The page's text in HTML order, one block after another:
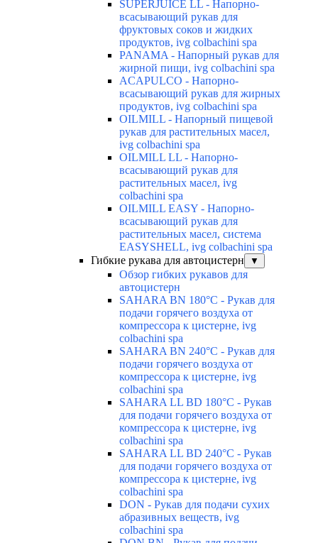
SUPERJUICE LL - Напорно-
всасывающий рукав для
фруктовых соков и жидких
продуктов, ivg colbachini spa
PANAMA - Напорный рукав для
жирной пищи, ivg colbachini spa
ACAPULCO - Напорно-
всасывающий рукав для жирных
продуктов, ivg colbachini spa
OILMILL - Напорный пищевой
рукав для растительных масел,
ivg colbachini spa
OILMILL LL - Напорно-
всасывающий рукав для
растительных масел, ivg
colbachini spa
OILMILL EASY - Напорно-
всасывающий рукав для
растительных масел, система
EASYSHELL, ivg colbachini spa
Гибкие рукава для автоцистерн
▼
Обзор гибких рукавов для
автоцистерн
SAHARA BN 180°C - Рукав для
подачи горячего воздуха от
компрессора к цистерне, ivg
colbachini spa
SAHARA BN 240°C - Рукав для
подачи горячего воздуха от
компрессора к цистерне, ivg
colbachini spa
SAHARA LL BD 180°C - Рукав
для подачи горячего воздуха от
компрессора к цистерне, ivg
colbachini spa
SAHARA LL BD 240°C - Рукав
для подачи горячего воздуха от
компрессора к цистерне, ivg
colbachini spa
DON - Рукав для подачи сухих
абразивных веществ, ivg
colbachini spa